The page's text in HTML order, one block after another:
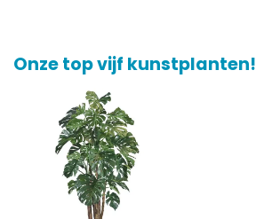
Onze top vijf kunstplanten!